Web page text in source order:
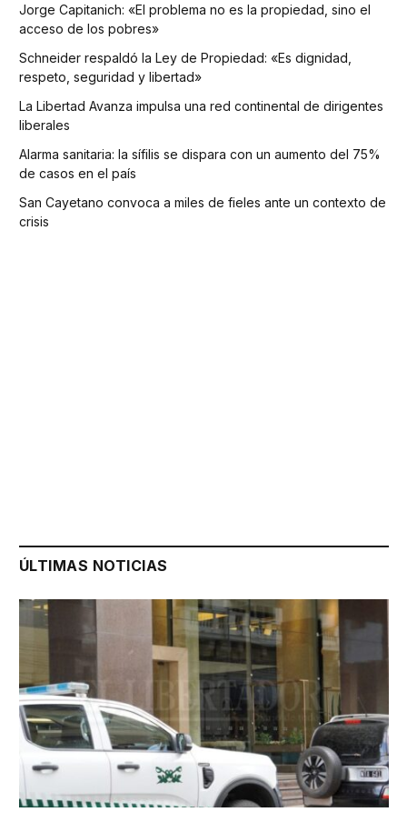
Jorge Capitanich: «El problema no es la propiedad, sino el
acceso de los pobres»
Schneider respaldó la Ley de Propiedad: «Es dignidad,
respeto, seguridad y libertad»
La Libertad Avanza impulsa una red continental de dirigentes
liberales
Alarma sanitaria: la sífilis se dispara con un aumento del 75%
de casos en el país
San Cayetano convoca a miles de fieles ante un contexto de
crisis
ÚLTIMAS NOTICIAS